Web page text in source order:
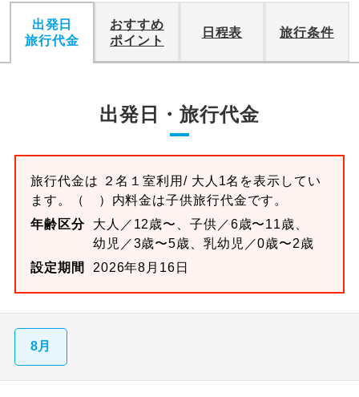
出発日
旅行代金
おすすめ
ポイント
日程表 旅行条件
出発日・旅行代金
旅行代金は ２名１室利用/ 大人1名を表示してい
ます。
（ ）内料金は子供旅行代金です。
年齢区分
大人／12歳〜、子供／6歳〜11歳、
幼児／3歳〜5歳、乳幼児／0歳〜2歳
設定期間
2026年8月16日
8月